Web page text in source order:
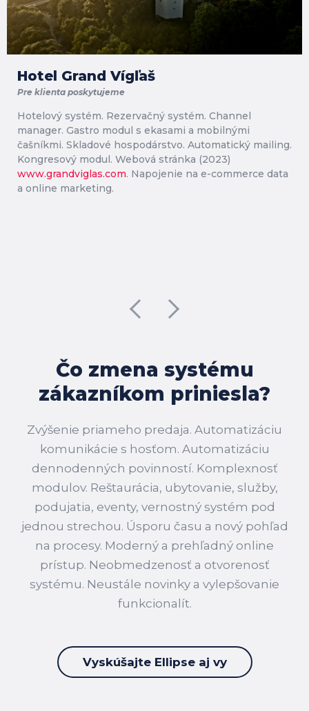
Hotel Grand Vígľaš
Pre klienta poskytujeme
Hotelový systém. Rezervačný systém. Channel
manager. Gastro modul s ekasami a mobilnými
čašníkmi. Skladové hospodárstvo. Automatický mailing.
Kongresový modul. Webová stránka (2023)
www.grandviglas.com. Napojenie na e-commerce data
a online marketing.
Čo zmena systému
zákazníkom priniesla?
Zvýšenie priameho predaja. Automatizáciu
komunikácie s hosťom. Automatizáciu
dennodenných povinností. Komplexnosť
modulov. Reštaurácia, ubytovanie, služby,
podujatia, eventy, vernostný systém pod
jednou strechou. Úsporu času a nový pohľad
na procesy. Moderný a prehľadný online
prístup. Neobmedzenosť a otvorenosť
systému. Neustále novinky a vylepšovanie
funkcionalít.
Vyskúšajte Ellipse aj vy